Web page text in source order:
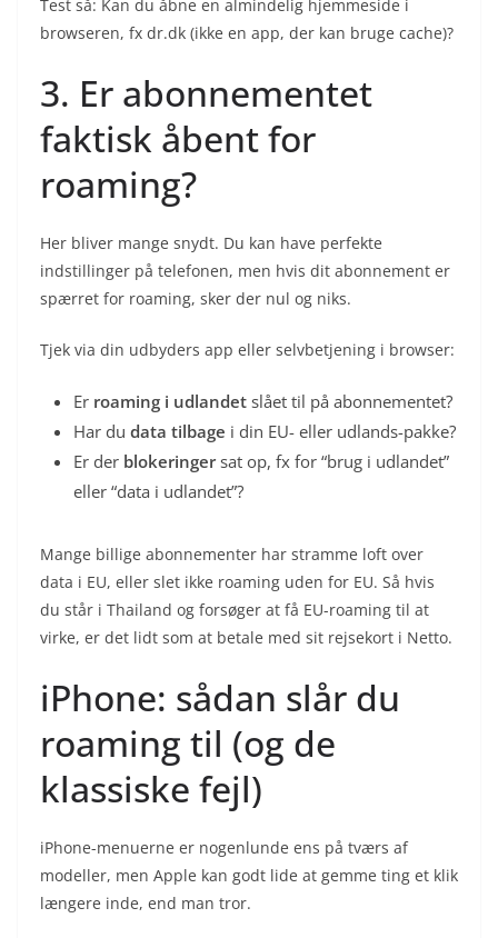
Test så: Kan du åbne en almindelig hjemmeside i
browseren, fx dr.dk (ikke en app, der kan bruge cache)?
3. Er abonnementet
faktisk åbent for
roaming?
Her bliver mange snydt. Du kan have perfekte
indstillinger på telefonen, men hvis dit abonnement er
spærret for roaming, sker der nul og niks.
Tjek via din udbyders app eller selvbetjening i browser:
Er roaming i udlandet slået til på abonnementet?
Har du data tilbage i din EU- eller udlands-pakke?
Er der blokeringersat op, fx for “brug i udlandet”
eller “data i udlandet”?
Mange billige abonnementer har stramme loft over
data i EU, eller slet ikke roaming uden for EU. Så hvis
du står i Thailand og forsøger at få EU-roaming til at
virke, er det lidt som at betale med sit rejsekort i Netto.
iPhone: sådan slår du
roaming til (og de
klassiske fejl)
iPhone-menuerne er nogenlunde ens på tværs af
modeller, men Apple kan godt lide at gemme ting et klik
længere inde, end man tror.